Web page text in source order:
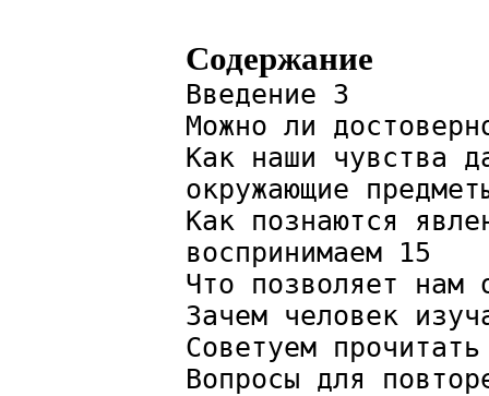
Содержание
Введение 3
Можно ли
Как наши чувства
окружающие
Как познаются
воспринимаем 15
Что позволяет нам
Зачем человек
Советуем
Вопросы для